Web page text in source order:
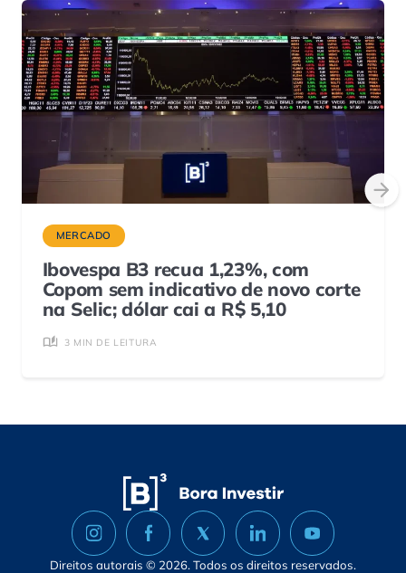
MERCADO
Ibovespa B3 recua 1,23%, com
Copom sem indicativo de novo corte
na Selic; dólar cai a R$ 5,10
3 MIN DE LEITURA
Direitos autorais © 2026. Todos os direitos reservados.